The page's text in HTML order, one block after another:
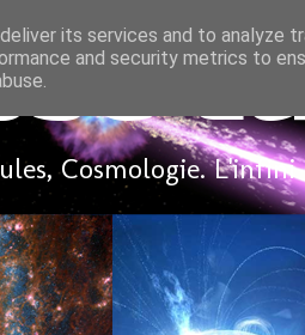
Cosmologie. L'infini
its services and to analyze
and security metrics to